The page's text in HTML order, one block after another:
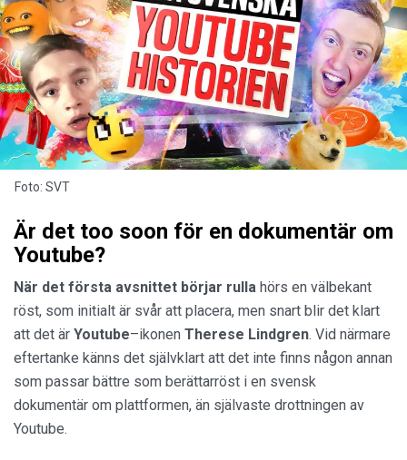
Foto: SVT
Är det too soon för en dokumentär om
Youtube?
När det första avsnittet börjar rulla hörs en välbekant
röst, som initialt är svår att placera, men snart blir det klart
att det är Youtube–ikonen Therese Lindgren. Vid närmare
eftertanke känns det självklart att det inte finns någon annan
som passar bättre som berättarröst i en svensk
dokumentär om plattformen, än självaste drottningen av
Youtube.